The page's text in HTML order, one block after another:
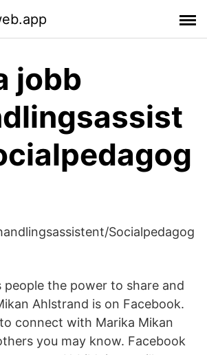
jobb
Socialpedagog
people the power to share and
Ahlstrand is on Facebook.
connect with Marika Mikan
you may know. Facebook